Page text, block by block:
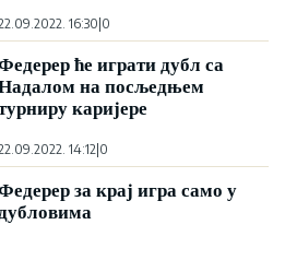
16:30 0
ће играти дубл са
на посљедњем
каријере
14:12|0
за крај игра само у
дубловима